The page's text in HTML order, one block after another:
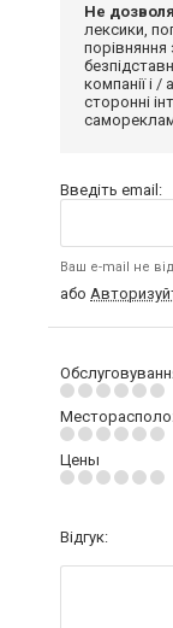
Не
лексики,
компанії і /
сторонні
Введіть email:
Ваш e-mail не
або
Цены
Відгук: